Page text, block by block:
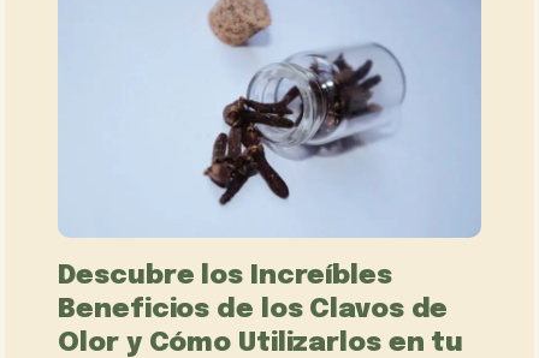
Descubre los Increíbles
Beneficios de los Clavos de
Olor y Cómo Utilizarlos en tu